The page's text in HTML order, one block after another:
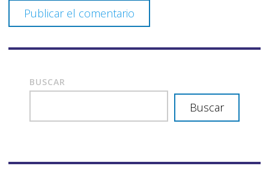
BUSCAR
Buscar